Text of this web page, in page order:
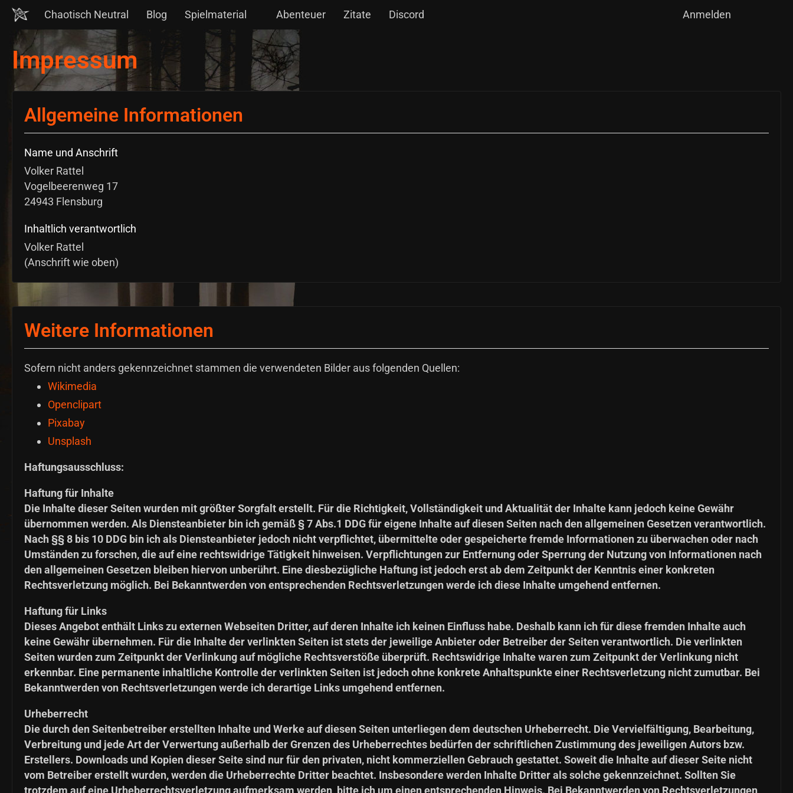
Chaotisch Neutral Blog Spielmaterial Abenteuer Zitate Discord Anmelden
Impressum
Allgemeine Informationen
Name und Anschrift
Volker Rattel
Vogelbeerenweg 17
24943 Flensburg
Inhaltlich verantwortlich
Volker Rattel
(Anschrift wie oben)
Weitere Informationen
Sofern nicht anders gekennzeichnet stammen die verwendeten Bilder aus folgenden Quellen:
Wikimedia
Openclipart
Pixabay
Unsplash
Haftungsausschluss:
Haftung für Inhalte
Die Inhalte dieser Seiten wurden mit größter Sorgfalt erstellt. Für die Richtigkeit, Vollständigkeit und Aktualität der Inhalte kann jedoch keine Gewähr
übernommen werden. Als Diensteanbieter bin ich gemäß § 7 Abs.1 DDG für eigene Inhalte auf diesen Seiten nach den allgemeinen Gesetzen verantwortlich.
Nach §§ 8 bis 10 DDG bin ich als Diensteanbieter jedoch nicht verpflichtet, übermittelte oder gespeicherte fremde Informationen zu überwachen oder nach
Umständen zu forschen, die auf eine rechtswidrige Tätigkeit hinweisen. Verpflichtungen zur Entfernung oder Sperrung der Nutzung von Informationen nach
den allgemeinen Gesetzen bleiben hiervon unberührt. Eine diesbezügliche Haftung ist jedoch erst ab dem Zeitpunkt der Kenntnis einer konkreten
Rechtsverletzung möglich. Bei Bekanntwerden von entsprechenden Rechtsverletzungen werde ich diese Inhalte umgehend entfernen.
Haftung für Links
Dieses Angebot enthält Links zu externen Webseiten Dritter, auf deren Inhalte ich keinen Einfluss habe. Deshalb kann ich für diese fremden Inhalte auch
keine Gewähr übernehmen. Für die Inhalte der verlinkten Seiten ist stets der jeweilige Anbieter oder Betreiber der Seiten verantwortlich. Die verlinkten
Seiten wurden zum Zeitpunkt der Verlinkung auf mögliche Rechtsverstöße überprüft. Rechtswidrige Inhalte waren zum Zeitpunkt der Verlinkung nicht
erkennbar. Eine permanente inhaltliche Kontrolle der verlinkten Seiten ist jedoch ohne konkrete Anhaltspunkte einer Rechtsverletzung nicht zumutbar. Bei
Bekanntwerden von Rechtsverletzungen werde ich derartige Links umgehend entfernen.
Urheberrecht
Die durch den Seitenbetreiber erstellten Inhalte und Werke auf diesen Seiten unterliegen dem deutschen Urheberrecht. Die Vervielfältigung, Bearbeitung,
Verbreitung und jede Art der Verwertung außerhalb der Grenzen des Urheberrechtes bedürfen der schriftlichen Zustimmung des jeweiligen Autors bzw.
Erstellers. Downloads und Kopien dieser Seite sind nur für den privaten, nicht kommerziellen Gebrauch gestattet. Soweit die Inhalte auf dieser Seite nicht
vom Betreiber erstellt wurden, werden die Urheberrechte Dritter beachtet. Insbesondere werden Inhalte Dritter als solche gekennzeichnet. Sollten Sie
trotzdem auf eine Urheberrechtsverletzung aufmerksam werden, bitte ich um einen entsprechenden Hinweis. Bei Bekanntwerden von Rechtsverletzungen